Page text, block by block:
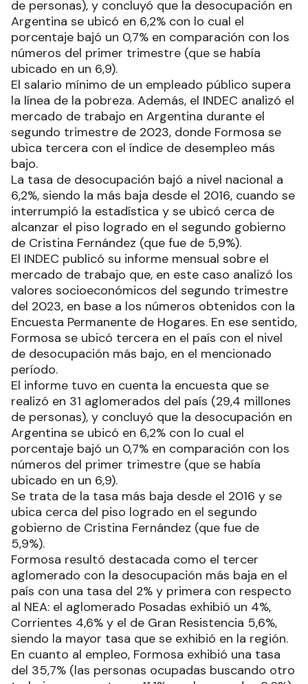
de personas), y concluyó que la desocupación en
Argentina se ubicó en 6,2% con lo cual el
porcentaje bajó un 0,7% en comparación con los
números del primer trimestre (que se había
ubicado en un 6,9).
El salario mínimo de un empleado público supera
la línea de la pobreza. Además, el INDEC analizó el
mercado de trabajo en Argentina durante el
segundo trimestre de 2023, donde Formosa se
ubica tercera con el índice de desempleo más
bajo.
La tasa de desocupación bajó a nivel nacional a
6,2%, siendo la más baja desde el 2016, cuando se
interrumpió la estadística y se ubicó cerca de
alcanzar el piso logrado en el segundo gobierno
de Cristina Fernández (que fue de 5,9%).
El INDEC publicó su informe mensual sobre el
mercado de trabajo que, en este caso analizó los
valores socioeconómicos del segundo trimestre
del 2023, en base a los números obtenidos con la
Encuesta Permanente de Hogares. En ese sentido,
Formosa se ubicó tercera en el país con el nivel
de desocupación más bajo, en el mencionado
período.
El informe tuvo en cuenta la encuesta que se
realizó en 31 aglomerados del país (29,4 millones
de personas), y concluyó que la desocupación en
Argentina se ubicó en 6,2% con lo cual el
porcentaje bajó un 0,7% en comparación con los
números del primer trimestre (que se había
ubicado en un 6,9).
Se trata de la tasa más baja desde el 2016 y se
ubica cerca del piso logrado en el segundo
gobierno de Cristina Fernández (que fue de
5,9%).
Formosa resultó destacada como el tercer
aglomerado con la desocupación más baja en el
país con una tasa del 2% y primera con respecto
al NEA: el aglomerado Posadas exhibió un 4%,
Corrientes 4,6% y el de Gran Resistencia 5,6%,
siendo la mayor tasa que se exhibió en la región.
En cuanto al empleo, Formosa exhibió una tasa
del 35,7% (las personas ocupadas buscando otro